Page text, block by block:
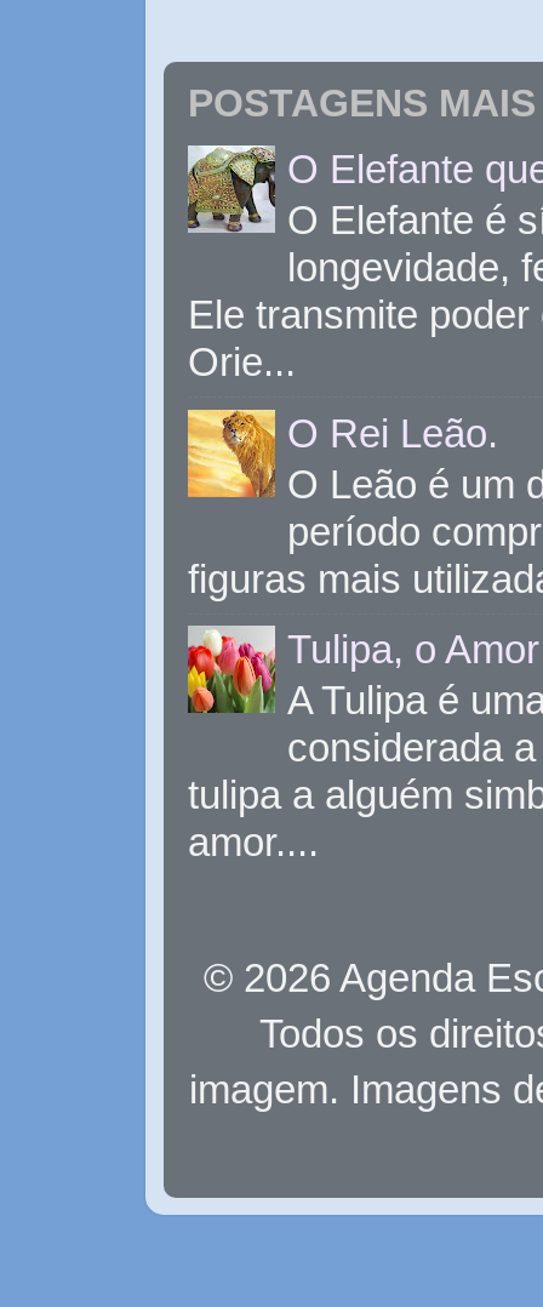
POSTAGENS
O Elefante
O Elefante é
longevidade,
Ele transmite
Orie...
O Rei Leão.
O Leão é um
período
figuras mais
Tulipa, o
A Tulipa é
considerada
tulipa a alguém
amor....
© 2026 Agenda
Todos os
imagem. Imagens